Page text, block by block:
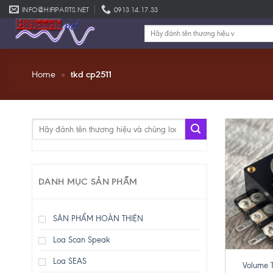
Skip
to
content
INFO@HIFIPARTS.NET 0913 14.17.33
Tìm
Home » tkd cp2511
Tìm
DANH MỤC SẢN PHẨM
SẢN PHẨM HOÀN THIỆN
Loa Scan Speak
Loa SEAS
+
Volume